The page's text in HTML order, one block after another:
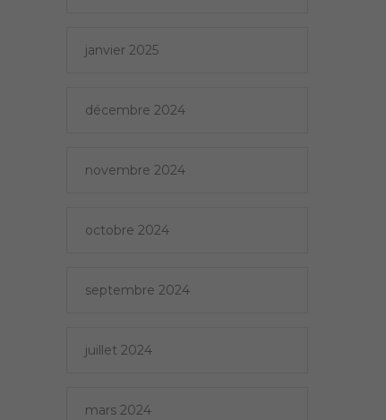
janvier 2025
décembre 2024
novembre 2024
octobre 2024
septembre 2024
juillet 2024
mars 2024